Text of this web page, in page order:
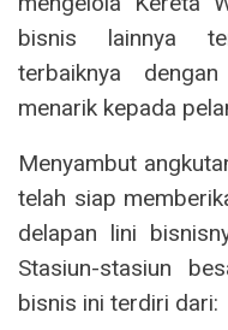
bisnis lainnya
terbaiknya
menarik kepada
Menyambut
telah siap
delapan lini
Stasiun-stasiun
bisnis ini terdiri dari: